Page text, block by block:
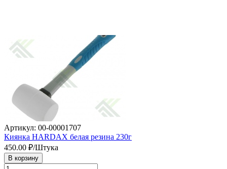
Артикул: 00-00001707
Киянка HARDAX белая резина 230г
450.00 ₽/Штука
В корзину